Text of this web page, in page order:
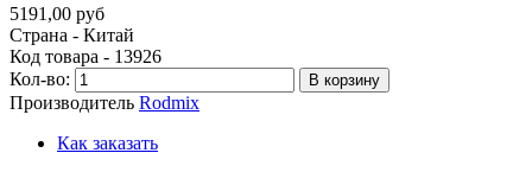
5191,00 руб
Страна - Китай
Код товара - 13926
Кол-во:
В корзину
Производитель Rodmix
Как заказать